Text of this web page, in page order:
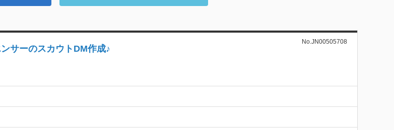
サーのスカウトDM作成♪
No.JN00505708